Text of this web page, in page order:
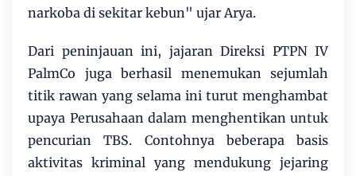
narkoba di sekitar kebun" ujar Arya.
Dari peninjauan ini, jajaran Direksi PTPN IV
PalmCo juga berhasil menemukan sejumlah
titik rawan yang selama ini turut menghambat
upaya Perusahaan dalam menghentikan untuk
pencurian TBS. Contohnya beberapa basis
aktivitas kriminal yang mendukung jejaring